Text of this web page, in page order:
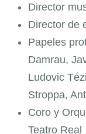
Director
Director de
Papeles
Damrau,
Ludovic
Stroppa,
Coro y
Teatro Real